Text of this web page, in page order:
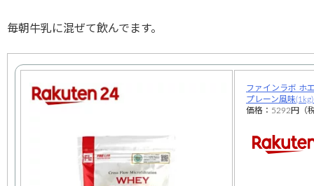
毎朝牛乳に混ぜて飲んでます。
ファインラボ ホ
プレーン風味
価格：5292円（